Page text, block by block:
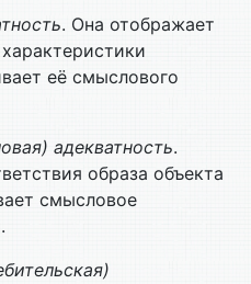
. Она отображает
её смыслового
адекватность.
образа объекта
смысловое